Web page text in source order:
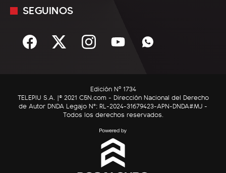
Sociedad
C5N Autos
RatingCero
Mediakit
Términos y condiciones
SEGUINOS
Edición Nº 1734
TELEPIU S.A. |© 2021 C5N.com - Dirección Nacional del Derecho
de Autor DNDA Legajo N°: RL-2024-31679423-APN-DNDA#MJ -
Todos los derechos reservados.